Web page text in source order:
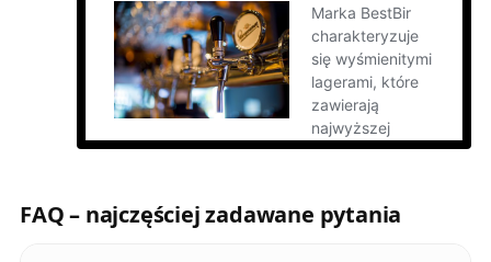
FAQ – najczęściej zadawane pytania